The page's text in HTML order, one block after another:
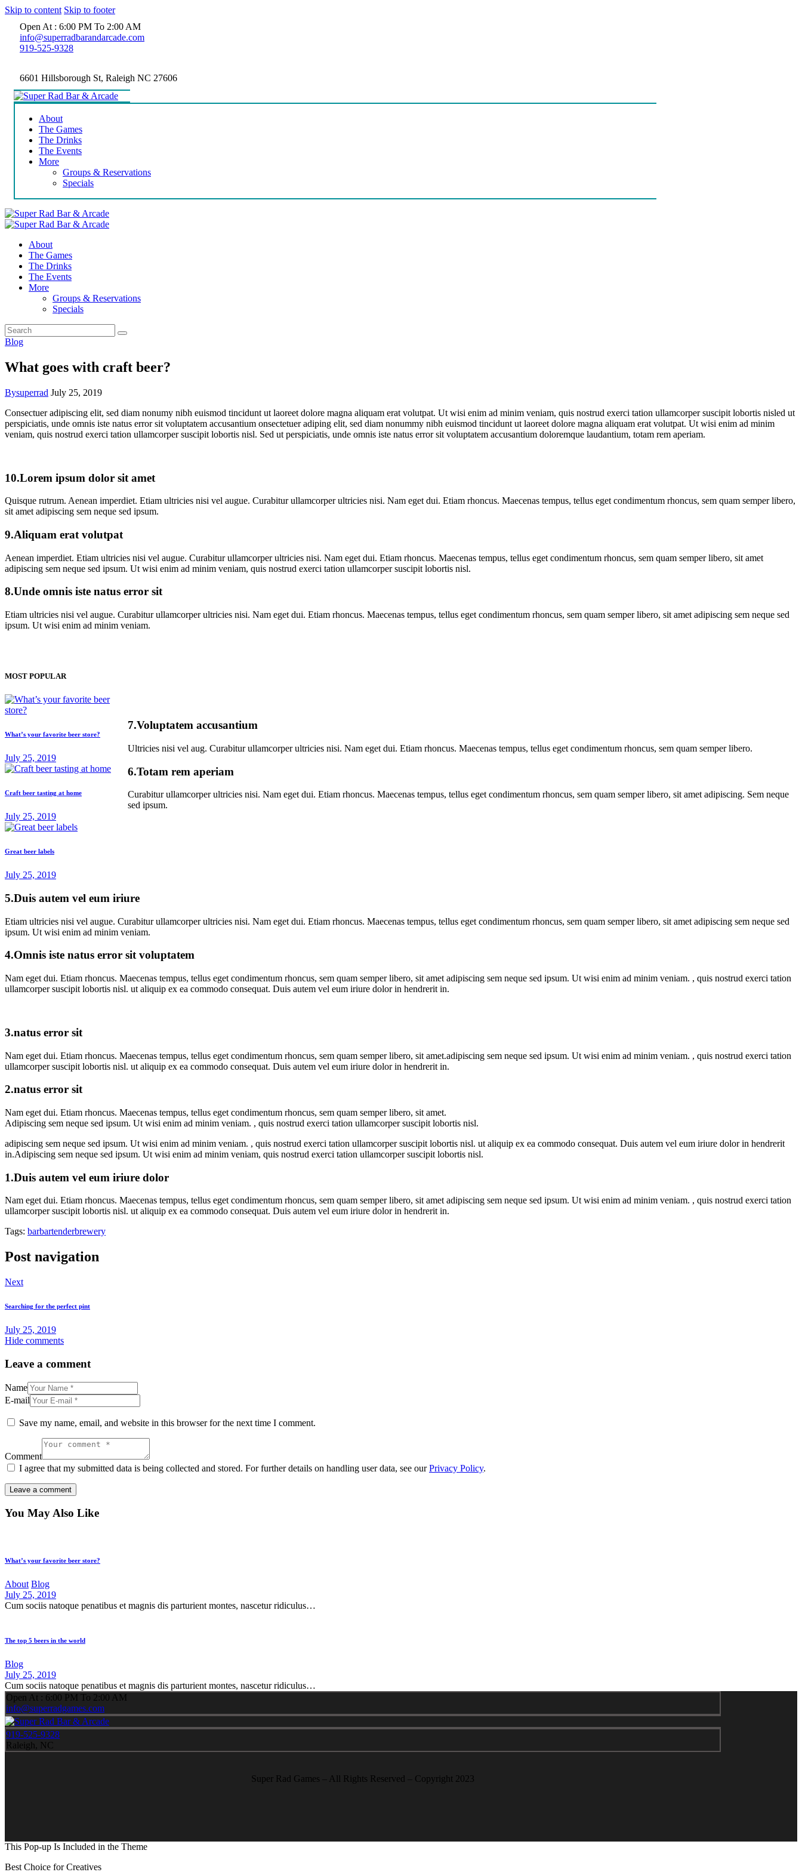
Skip to content Skip to footer
Open At : 6:00 PM To 2:00 AM
info@superradbarandarcade.com
919-525-9328
6601 Hillsborough St, Raleigh NC 27606
About
The Games
The Drinks
The Events
More
Groups & Reservations
Specials
About
The Games
The Drinks
The Events
More
Groups & Reservations
Specials
Blog
What goes with craft beer?
Bysuperrad July 25, 2019
Consectuer adipiscing elit, sed diam nonumy nibh euismod tincidunt ut laoreet dolore magna aliquam erat volutpat. Ut wisi enim ad minim veniam, quis nostrud exerci tation ullamcorper suscipit lobortis nisled ut
perspiciatis, unde omnis iste natus error sit voluptatem accusantium onsectetuer adiping elit, sed diam nonummy nibh euismod tincidunt ut laoreet dolore magna aliquam erat volutpat. Ut wisi enim ad minim
veniam, quis nostrud exerci tation ullamcorper suscipit lobortis nisl. Sed ut perspiciatis, unde omnis iste natus error sit voluptatem accusantium doloremque laudantium, totam rem aperiam.
10.Lorem ipsum dolor sit amet
Quisque rutrum. Aenean imperdiet. Etiam ultricies nisi vel augue. Curabitur ullamcorper ultricies nisi. Nam eget dui. Etiam rhoncus. Maecenas tempus, tellus eget condimentum rhoncus, sem quam semper libero,
sit amet adipiscing sem neque sed ipsum.
9.Aliquam erat volutpat
Aenean imperdiet. Etiam ultricies nisi vel augue. Curabitur ullamcorper ultricies nisi. Nam eget dui. Etiam rhoncus. Maecenas tempus, tellus eget condimentum rhoncus, sem quam semper libero, sit amet
adipiscing sem neque sed ipsum. Ut wisi enim ad minim veniam, quis nostrud exerci tation ullamcorper suscipit lobortis nisl.
8.Unde omnis iste natus error sit
Etiam ultricies nisi vel augue. Curabitur ullamcorper ultricies nisi. Nam eget dui. Etiam rhoncus. Maecenas tempus, tellus eget condimentum rhoncus, sem quam semper libero, sit amet adipiscing sem neque sed
ipsum. Ut wisi enim ad minim veniam.
MOST POPULAR
What’s your favorite beer store?
July 25, 2019
Craft beer tasting at home
July 25, 2019
Great beer labels
July 25, 2019
7.Voluptatem accusantium
Ultricies nisi vel aug. Curabitur ullamcorper ultricies nisi. Nam eget dui. Etiam rhoncus. Maecenas tempus, tellus eget condimentum rhoncus, sem quam semper libero.
6.Totam rem aperiam
Curabitur ullamcorper ultricies nisi. Nam eget dui. Etiam rhoncus. Maecenas tempus, tellus eget condimentum rhoncus, sem quam semper libero, sit amet adipiscing. Sem neque
sed ipsum.
5.Duis autem vel eum iriure
Etiam ultricies nisi vel augue. Curabitur ullamcorper ultricies nisi. Nam eget dui. Etiam rhoncus. Maecenas tempus, tellus eget condimentum rhoncus, sem quam semper libero, sit amet adipiscing sem neque sed
ipsum. Ut wisi enim ad minim veniam.
4.Omnis iste natus error sit voluptatem
Nam eget dui. Etiam rhoncus. Maecenas tempus, tellus eget condimentum rhoncus, sem quam semper libero, sit amet adipiscing sem neque sed ipsum. Ut wisi enim ad minim veniam. , quis nostrud exerci tation
ullamcorper suscipit lobortis nisl. ut aliquip ex ea commodo consequat. Duis autem vel eum iriure dolor in hendrerit in.
3.natus error sit
Nam eget dui. Etiam rhoncus. Maecenas tempus, tellus eget condimentum rhoncus, sem quam semper libero, sit amet.adipiscing sem neque sed ipsum. Ut wisi enim ad minim veniam. , quis nostrud exerci tation
ullamcorper suscipit lobortis nisl. ut aliquip ex ea commodo consequat. Duis autem vel eum iriure dolor in hendrerit in.
2.natus error sit
Nam eget dui. Etiam rhoncus. Maecenas tempus, tellus eget condimentum rhoncus, sem quam semper libero, sit amet.
Adipiscing sem neque sed ipsum. Ut wisi enim ad minim veniam. , quis nostrud exerci tation ullamcorper suscipit lobortis nisl.
adipiscing sem neque sed ipsum. Ut wisi enim ad minim veniam. , quis nostrud exerci tation ullamcorper suscipit lobortis nisl. ut aliquip ex ea commodo consequat. Duis autem vel eum iriure dolor in hendrerit
in.Adipiscing sem neque sed ipsum. Ut wisi enim ad minim veniam, quis nostrud exerci tation ullamcorper suscipit lobortis nisl.
1.Duis autem vel eum iriure dolor
Nam eget dui. Etiam rhoncus. Maecenas tempus, tellus eget condimentum rhoncus, sem quam semper libero, sit amet adipiscing sem neque sed ipsum. Ut wisi enim ad minim veniam. , quis nostrud exerci tation
ullamcorper suscipit lobortis nisl. ut aliquip ex ea commodo consequat. Duis autem vel eum iriure dolor in hendrerit in.
Tags: barbartenderbrewery
Post navigation
Next
Searching for the perfect pint
July 25, 2019
Hide comments
Leave a comment
Name
E-mail
Save my name, email, and website in this browser for the next time I comment.
Comment
I agree that my submitted data is being collected and stored. For further details on handling user data, see ourPrivacy Policy.
You May Also Like
What’s your favorite beer store?
About Blog
July 25, 2019
Cum sociis natoque penatibus et magnis dis parturient montes, nascetur ridiculus…
The top 5 beers in the world
Blog
July 25, 2019
Cum sociis natoque penatibus et magnis dis parturient montes, nascetur ridiculus…
Open At : 6:00 PM To 2:00 AM
info@superradgames.com
919-525-9328
Raleigh, NC
Super Rad Games – All Rights Reserved – Copyright 2023
This Pop-up Is Included in the Theme
Best Choice for Creatives